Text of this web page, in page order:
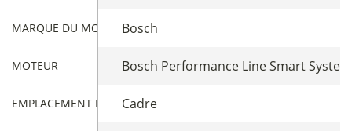
MARQUE DU MOTEURBosch
MOTEUR Bosch Performance Line Smart
EMPLACEMENT BATTERIE
Cadre